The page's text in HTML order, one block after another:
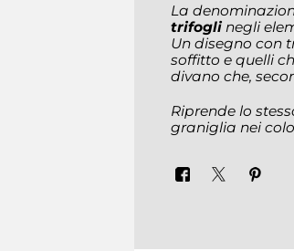
La
trifogli negli
Un disegno con
soffitto e quelli
divano che,
Riprende lo
graniglia nei